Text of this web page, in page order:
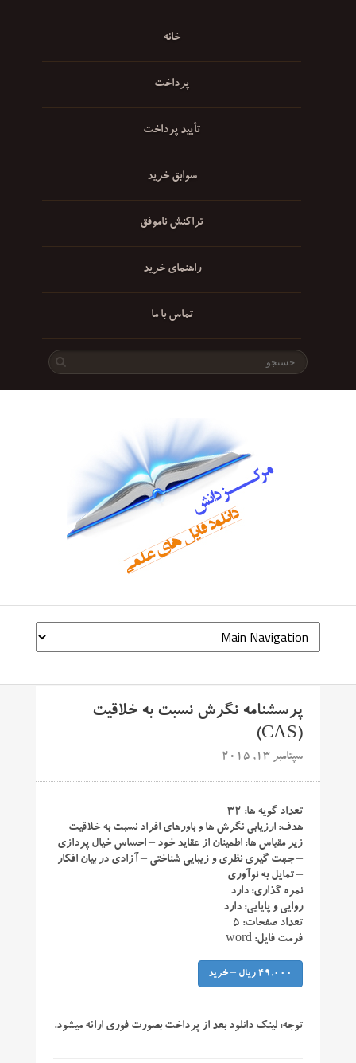
خانه
پرداخت
تأیید پرداخت
سوابق خرید
تراکنش ناموفق
راهنمای خرید
تماس با ما
پرسشنامه نگرش نسبت به خلاقیت
(CAS)
سپتامبر 13, 2015
تعداد گویه ها: ۳۲
هدف: ارزیابی نگرش ها و باورهای افراد نسبت به خلاقیت
زیر مقیاس ها: اطمینان از عقاید خود – احساس خیال پردازی
– جهت گیری نظری و زیبایی شناختی – آزادی در بیان افکار
– تمایل به نوآوری
نمره گذاری: دارد
روایی و پایایی: دارد
تعداد صفحات: ۵
فرمت فایل: word
49,000 ریال – خرید
توجه: لینک دانلود بعد از پرداخت بصورت فوری ارائه میشود.